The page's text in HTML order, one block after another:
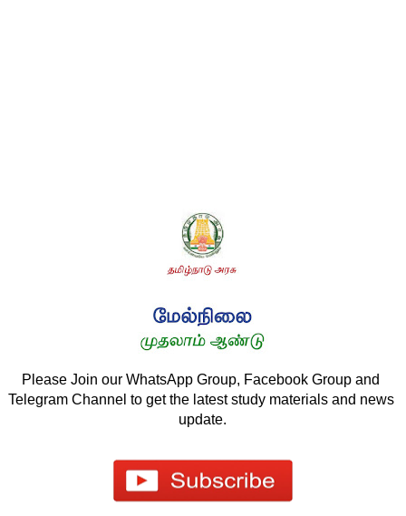
Please Join our WhatsApp Group, Facebook Group and
Telegram Channel to get the latest study materials and news
update.